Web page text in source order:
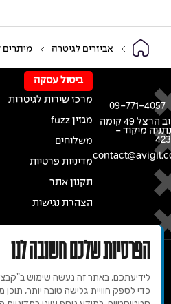
אביזרים לגיטרה מיתרים
רחוב הרצל 49 קומה
מיקוד -
09-771-4057
ביטול עסקה
מרכז שירות לגיטרות
מגזין fuzz
משלוחים
מדיניות פרטיות
תקנון אתר
הצהרת נגישות
הפרטיות שלכם חשובה לנו
כדי לספק חוויית גלישה טובה יותר, תוכן